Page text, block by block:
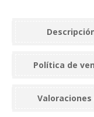
Política de
Valoraciones